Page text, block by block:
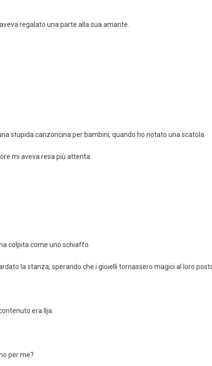
regalato una parte alla sua amante.
stupida canzoncina per bambini, quando ho notato una scatola.
mi aveva resa più attenta.
colpita come uno schiaffo.
la stanza, sperando che i gioielli tornassero magici al loro
era Ilja.
per me?